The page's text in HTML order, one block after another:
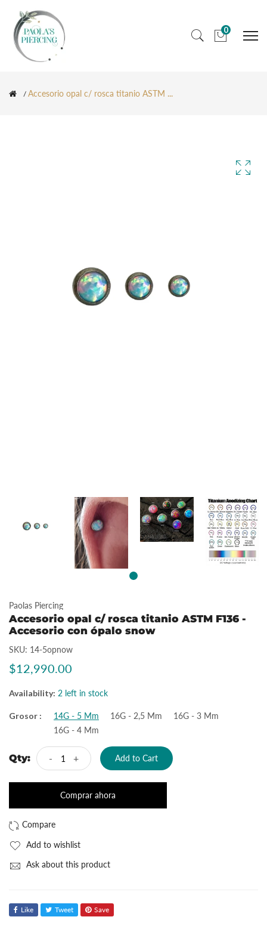
0
Accesorio opal c/ rosca titanio ASTM ...
Paolas Piercing
Accesorio opal c/ rosca titanio ASTM F136 -
Accesorio con ópalo snow
SKU: 14-5opnow
$12,990.00
Availability: 2 left in stock
Grosor : 14G - 5 Mm 16G - 2,5 Mm
16G - 3 Mm
16G - 4 Mm
Qty: - + Add to Cart
Comprar ahora
Add to wishlist
Ask about this product
Like Tweet Save